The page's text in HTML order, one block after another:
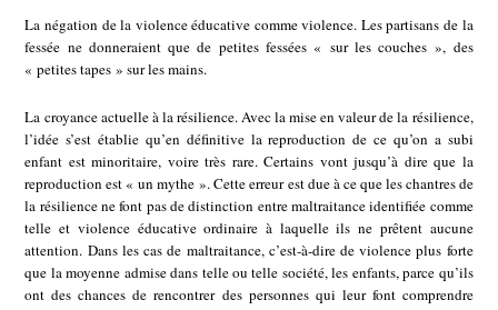
La négation de la violence éducative comme violence. Les partisans de la
fessée ne donneraient que de petites fessées « sur les couches », des
« petites tapes » sur les mains.
La croyance actuelle à la résilience. Avec la mise en valeur de la résilience,
l’idée s’est établie qu’en définitive la reproduction de ce qu’on a subi
enfant est minoritaire, voire très rare. Certains vont jusqu’à dire que la
reproduction est « un mythe ». Cette erreur est due à ce que les chantres de
la résilience ne font pas de distinction entre maltraitance identifiée comme
telle et violence éducative ordinaire à laquelle ils ne prêtent aucune
attention. Dans les cas de maltraitance, c’est-à-dire de violence plus forte
que la moyenne admise dans telle ou telle société, les enfants, parce qu’ils
ont des chances de rencontrer des personnes qui leur font comprendre